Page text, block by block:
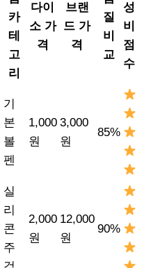
카
테
고
리
다이
소 가
격
브랜
드 가
격
질
비
교
성
비
점
수
기
본
볼
펜
1,000
원
3,000
원
85%
실
리
콘
주
2,000
원
12,000
원
90%